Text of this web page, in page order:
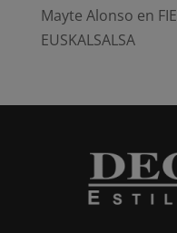
Mayte Alonso en
EUSKALSALSA